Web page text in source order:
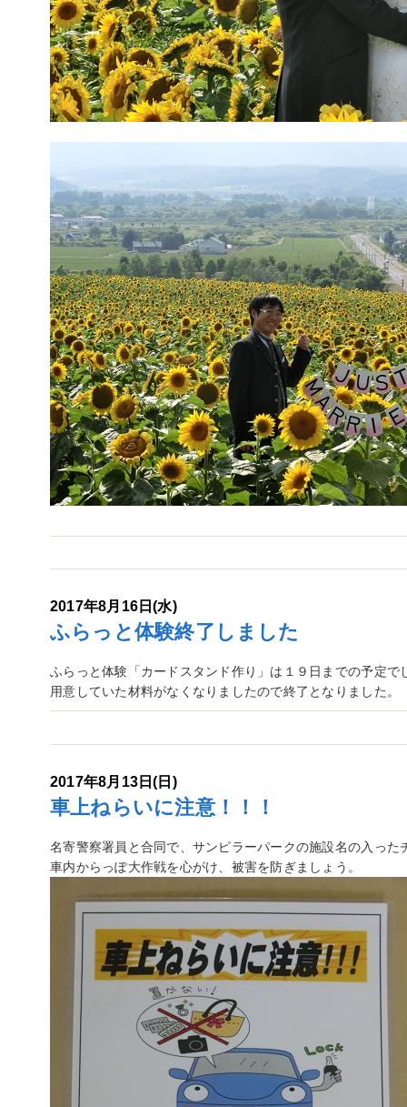
2017年8月16日(水)
ふらっと体験終了しました
ふらっと体験「カードスタンド作り」は１９日までの予定で
用意していた材料がなくなりましたので終了となりました。
2017年8月13日(日)
車上ねらいに注意！！！
名寄警察署員と合同で、サンピラーパークの施設名の入った
車内からっぽ大作戦を心がけ、被害を防ぎましょう。